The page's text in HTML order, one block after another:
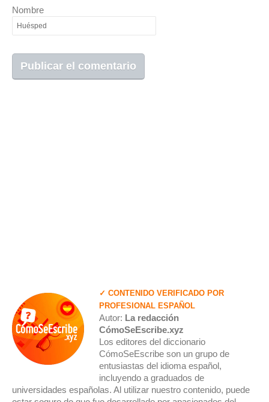
Nombre
✓ CONTENIDO VERIFICADO POR
PROFESIONAL ESPAÑOL
Autor: La redacción
CómoSeEscribe.xyz
Los editores del diccionario
CómoSeEscribe son un grupo de
entusiastas del idioma español,
incluyendo a graduados de
universidades españolas. Al utilizar nuestro contenido, puede